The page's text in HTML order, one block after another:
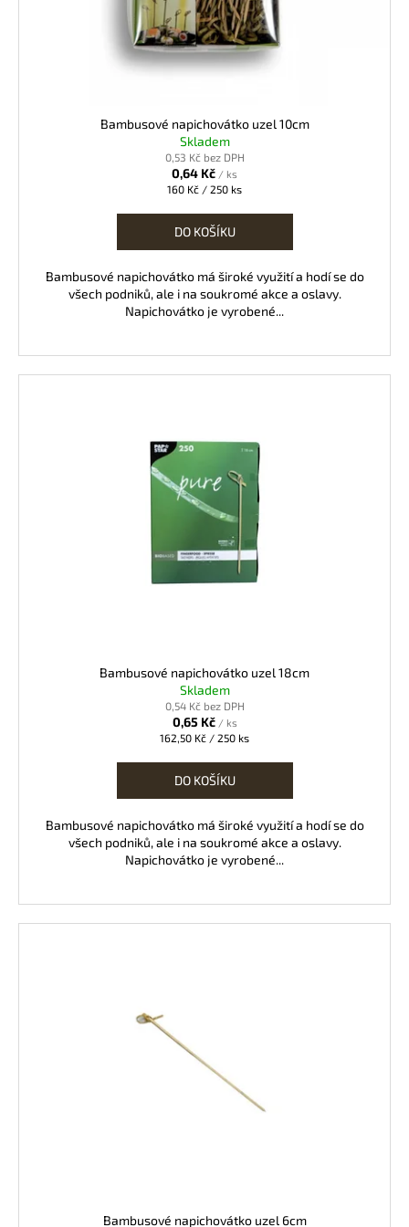
Bambusové napichovátko uzel 10cm
Skladem
0,53 Kč bez DPH
0,64 Kč / ks
Měrná
160 Kč / 250 ks
DO KOŠÍKU
Bambusové napichovátko má široké využití a hodí se do
všech podniků, ale i na soukromé akce a oslavy.
Napichovátko je vyrobené...
Bambusové napichovátko uzel 18cm
Skladem
0,54 Kč bez DPH
0,65 Kč / ks
Měrná
162,50 Kč / 250 ks
DO KOŠÍKU
Bambusové napichovátko má široké využití a hodí se do
všech podniků, ale i na soukromé akce a oslavy.
Napichovátko je vyrobené...
Bambusové napichovátko uzel 6cm